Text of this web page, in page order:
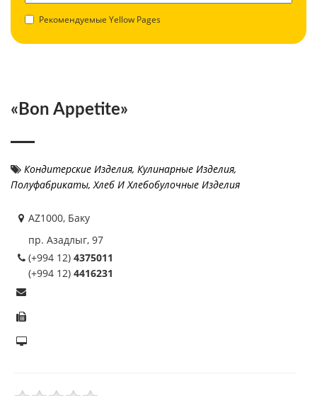
Рекомендуемые Yellow Pages
«Bon Appetite»
Кондитерские Изделия, Кулинарные Изделия,
Полуфабрикаты, Хлеб И Хлебобулочные Изделия
AZ1000, Баку
пр. Азадлыг, 97
(+994 12) 4375011
(+994 12) 4416231